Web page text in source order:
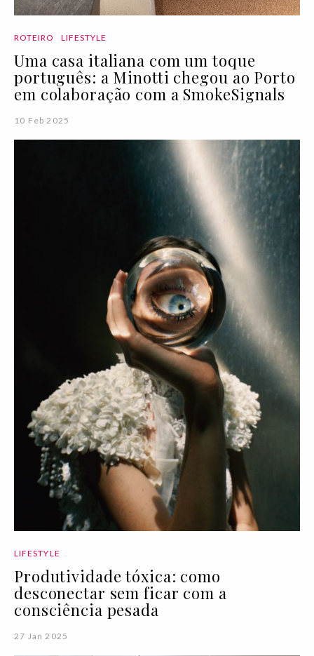
ROTEIRO LIFESTYLE
Uma casa italiana com um toque
português: a Minotti chegou ao Porto
em colaboração com a SmokeSignals
10 Feb 2025
LIFESTYLE
Produtividade tóxica: como
desconectar sem ficar com a
consciência pesada
27 Jan 2025